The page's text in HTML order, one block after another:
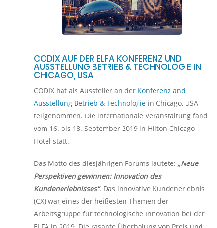
CODIX AUF DER ELFA KONFERENZ UND
AUSSTELLUNG BETRIEB & TECHNOLOGIE IN
CHICAGO, USA
CODIX hat als Aussteller an der Konferenz and
Ausstellung Betrieb & Technologie in Chicago, USA
teilgenommen. Die internationale Veranstaltung fand
vom 16. bis 18. September 2019 in Hilton Chicago
Hotel statt.
Das Motto des diesjährigen Forums lautete: „Neue
Perspektiven gewinnen: Innovation des
Kundenerlebnisses“. Das innovative Kundenerlebnis
(CX) war eines der heißesten Themen der
Arbeitsgruppe für technologische Innovation bei der